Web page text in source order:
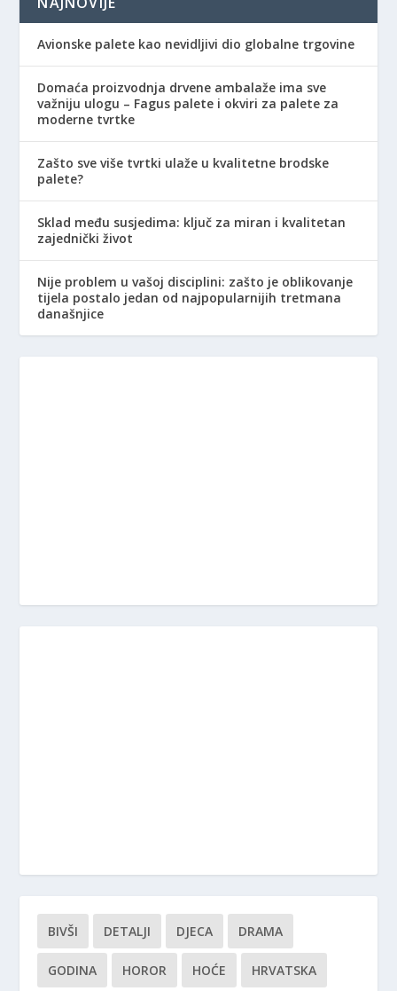
Avionske palete kao nevidljivi dio globalne trgovine
Domaća proizvodnja drvene ambalaže ima sve
važniju ulogu – Fagus palete i okviri za palete za
moderne tvrtke
Zašto sve više tvrtki ulaže u kvalitetne brodske
palete?
Sklad među susjedima: ključ za miran i kvalitetan
zajednički život
Nije problem u vašoj disciplini: zašto je oblikovanje
tijela postalo jedan od najpopularnijih tretmana
današnjice
BIVŠI DETALJI DJECA DRAMA
GODINA HOROR HOĆE HRVATSKA